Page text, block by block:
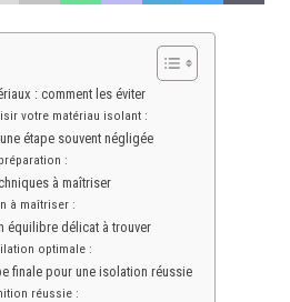
: comment les éviter
votre matériau isolant :
étape souvent négligée
:
à maîtriser
à maîtriser :
équilibre délicat à trouver
optimale :
finale pour une isolation réussie
réussie :